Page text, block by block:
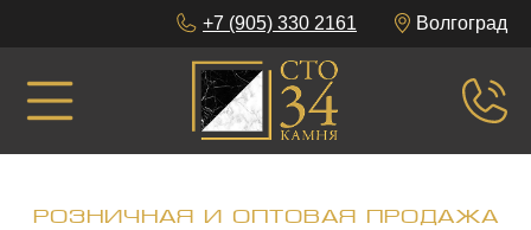
+7 (905) 330 2161 Волгоград
Розничная и оптовая продажа